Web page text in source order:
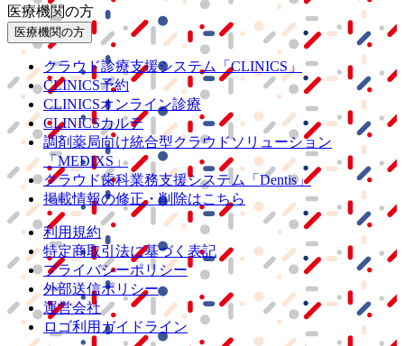
医療機関の方
医療機関の方
クラウド診療支援システム
「CLINICS」
CLINICS予約
CLINICSオンライン診療
CLINICSカルテ
調剤薬局向け統合型クラウドソリューション
「MEDIXS」
クラウド歯科業務支援システム
「Dentis」
掲載情報の修正・削除はこちら
利用規約
特定商取引法に基づく表記
プライバシーポリシー
外部送信ポリシー
運営会社
ロゴ利用ガイドライン